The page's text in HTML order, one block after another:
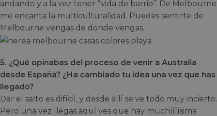
andando y a la vez tener “vida de barrio”. De Melbourne
me encanta la multiculturalidad. Puedes sentirte de
Melbourne vengas de donde vengas.
5. ¿Qué opinabas del proceso de venir a Australia
desde España? ¿Ha cambiado tu idea una vez que has
llegado?
Dar el salto es difícil, y desde allí se ve todo muy incierto.
Pero una vez llegas aquí ves que hay muchíííísima